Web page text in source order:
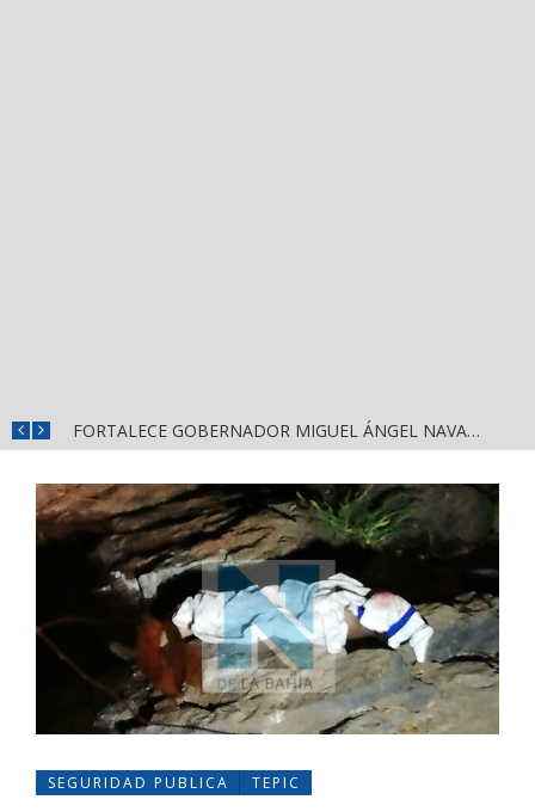
FORTALECE GOBERNADOR MIGUEL ÁNGEL NAVARRO LA COORDINACIÓN CON EL SECTOR EDUCATIVO EN NAYARIT
SEGURIDAD PUBLICA TEPIC